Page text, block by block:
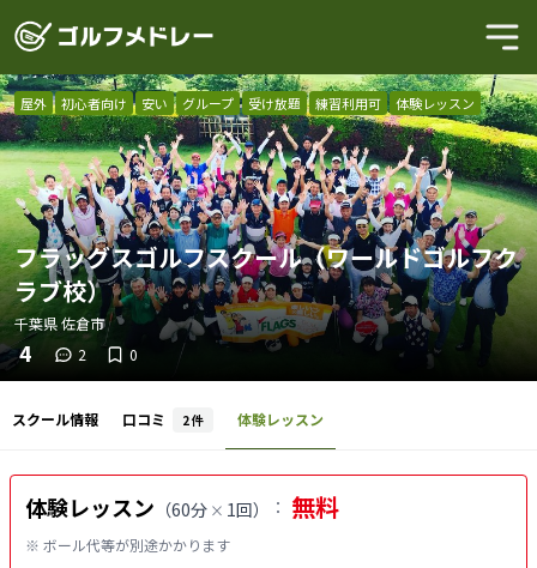
屋外 初心者向け 安い グループ 受け放題 練習利用可 体験レッスン
フラッグスゴルフスクール（ワールドゴルフク
ラブ校）
千葉県佐倉市
4 2 0
スクール情報 口コミ 2件 体験レッスン
体験レッスン （60分 × 1回） ： 無料
※ ボール代等が別途かかります